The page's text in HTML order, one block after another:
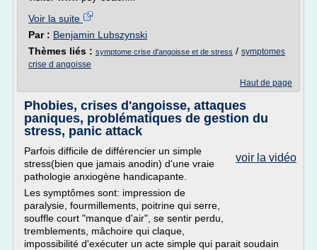
Voir la suite
Par : Benjamin Lubszynski
Thèmes liés : symptome crise d'angoisse et de stress / symptomes
crise d angoisse
Haut de page
Phobies, crises d'angoisse, attaques
paniques, problématiques de gestion du
stress, panic attack
voir la vidéo
Parfois difficile de différencier un simple
stress(bien que jamais anodin) d'une vraie
pathologie anxiogène handicapante.
Les symptômes sont: impression de
paralysie, fourmillements, poitrine qui serre,
souffle court "manque d'air", se sentir perdu,
tremblements, mâchoire qui claque,
impossibilité d'exécuter un acte simple qui parait soudain